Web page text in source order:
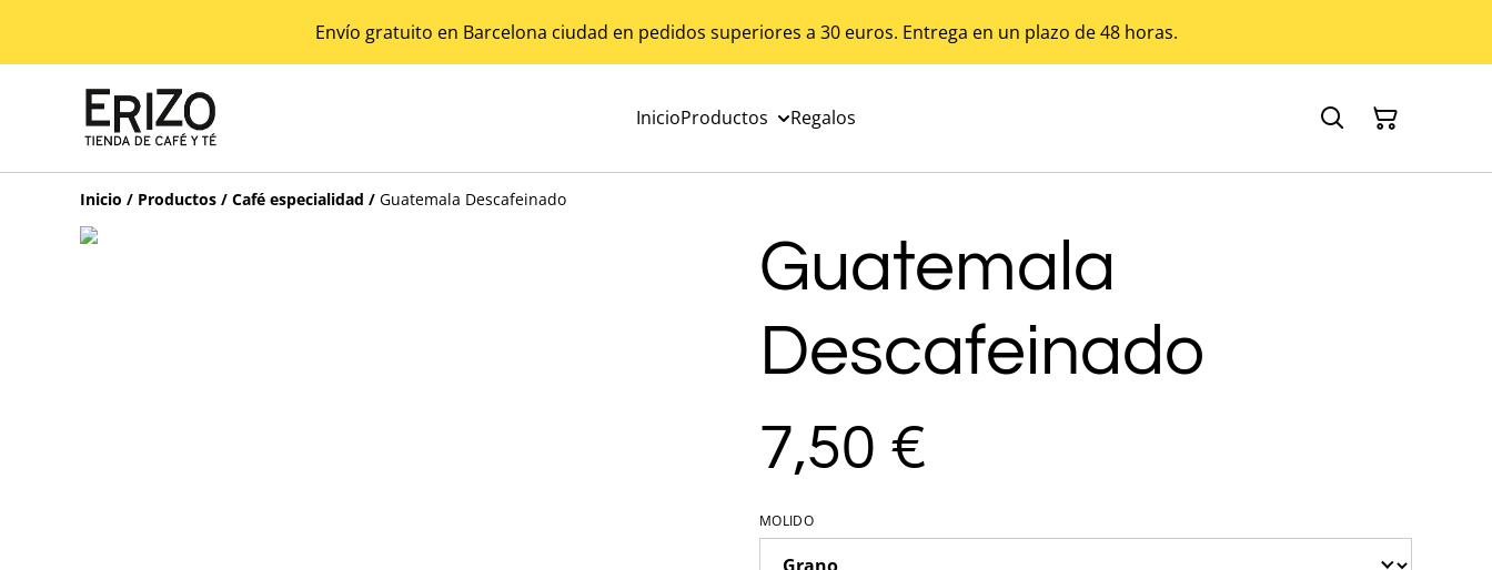
Envío gratuito en Barcelona ciudad en pedidos superiores a 30 euros. Entrega en un plazo de 48 horas.
InicioProductos Regalos
Inicio / Productos / Café especialidad / Guatemala Descafeinado
Guatemala
Descafeinado
7,50 €
MOLIDO